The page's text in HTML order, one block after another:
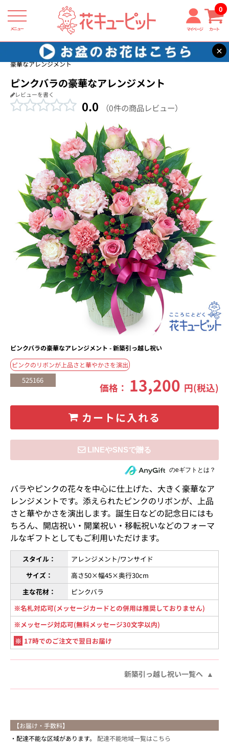
メニュー マイページ カート
0
×
花キューピット 新築引っ越し祝い
【新築引っ越し祝い】ピンクバラの
豪華なアレンジメント
ピンクバラの豪華なアレンジメント
レビューを書く
0.0 （0件の商品レビュー）
ピンクバラの豪華なアレンジメント - 新築引っ越し祝い
ピンクのリボンが上品さと華やかさを演出
525166
価格： 13,200 円(税込)
カートに入れる
住所を知らない相手にeギフトで贈るのeギフトとは？
バラやピンクの花々を中心に仕上げた、大きく豪華なア
レンジメントです。添えられたピンクのリボンが、上品
さと華やかさを演出します。誕生日などの記念日にはも
ちろん、開店祝い・開業祝い・移転祝いなどのフォーマ
ルなギフトとしてもご利用いただけます。
スタイル：
アレンジメント/ワンサイド
サイズ：
高さ50×幅45×奥行30cm
主な花材：
ピンクバラ
※名札対応可(メッセージカードとの併用は推奨しておりません)
※メッセージ対応可(無料メッセージ30文字以内)
※ 17時でのご注文で翌日お届け
新築引っ越し祝い一覧へ
【お届け・手数料】
配達不能な区域があります。 配達不能地域一覧はこちら